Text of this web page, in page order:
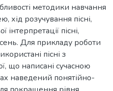
методики навчання
хід розучування пісні,
пісні,
Для прикладу роботи
пісні з
що написані сучасною
наведений понятійно-